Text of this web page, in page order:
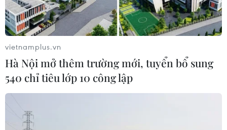
vietnamplus.vn
Hà Nội mở thêm trường mới, tuyển bổ sung
540 chỉ tiêu lớp 10 công lập